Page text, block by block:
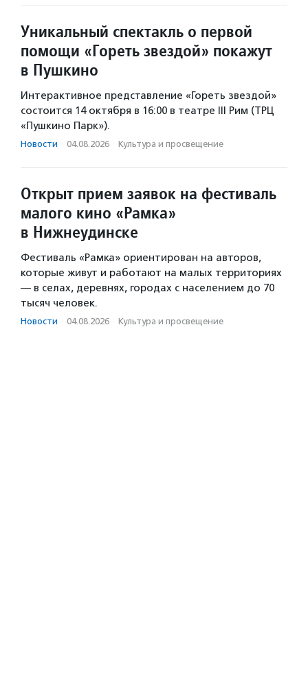
Уникальный спектакль о первой
помощи «Гореть звездой» покажут
в Пушкино
Интерактивное представление «Гореть звездой»
состоится 14 октября в 16:00 в театре III Рим (ТРЦ
«Пушкино Парк»).
Новости · 04.08.2026 · Культура и просвещение
Открыт прием заявок на фестиваль
малого кино «Рамка»
в Нижнеудинске
Фестиваль «Рамка» ориентирован на авторов,
которые живут и работают на малых территориях
— в селах, деревнях, городах с населением до 70
тысяч человек.
Новости · 04.08.2026 · Культура и просвещение